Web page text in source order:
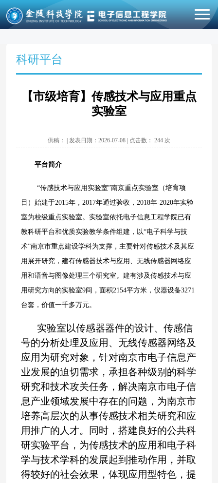
科研平台
【市级培育】传感技术与应用重点
实验室
供稿： | 发表日期：2026-07-08 | 点击数： 244次
平台简介
“传感技术与应用实验室”南京重点实验室 （培育项
目）始建于2015年 ，2017年通过验收，2018年-2020年实验
室为校级重点实验室。实验室依托电子信息工程学院已有
教科研平台和优质实验教学条件组建，以“电子科学与技
术”南京市重点建设学科为支撑， 主要针对传感技术及其应
用展开研究，建有传感器技术与应用、无线传感器网络应
用和语音与图像处理三个研究室。建有涉及传感技术与应
用研究方向的实验室9间，面积2154平方米，仪器设备3271
台套 ，价值一千多万元。
实验室以传感器器件的设计、传感信
号的分析处理及应用、无线传感器网络及
应用为研究对象，针对南京市电子信息产
业发展的迫切需求，承担各种级别的科学
研究和技术攻关任务，解决南京市电子信
息产业领域发展中存在的问题，为南京市
培养高层次的从事传感技术相关研究和应
用推广的人才。同时，搭建良好的公共科
研实验平台，为传感技术的应用和电子科
学与技术学科的发展起到推动作用，并取
得较好的社会效果，体现应用型特色，提